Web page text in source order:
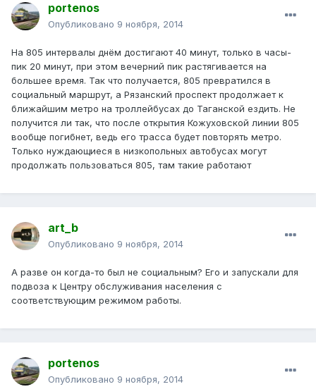
portenos
Опубликовано 9 ноября, 2014
На 805 интервалы днём достигают 40 минут, только в часы-
пик 20 минут, при этом вечерний пик растягивается на
большее время. Так что получается, 805 превратился в
социальный маршрут, а Рязанский проспект продолжает к
ближайшим метро на троллейбусах до Таганской ездить. Не
получится ли так, что после открытия Кожуховской линии 805
вообще погибнет, ведь его трасса будет повторять метро.
Только нуждающиеся в низкопольных автобусах могут
продолжать пользоваться 805, там такие работают
art_b
Опубликовано 9 ноября, 2014
А разве он когда-то был не социальным? Его и запускали для
подвоза к Центру обслуживания населения с
соответствующим режимом работы.
portenos
Опубликовано 9 ноября, 2014